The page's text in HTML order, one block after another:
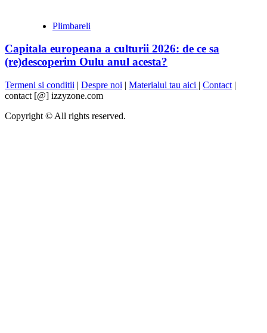
Plimbareli
Capitala europeana a culturii 2026: de ce sa
(re)descoperim Oulu anul acesta?
Termeni si conditii | Despre noi | Materialul tau aici | Contact |
contact [@] izzyzone.com
Copyright © All rights reserved.